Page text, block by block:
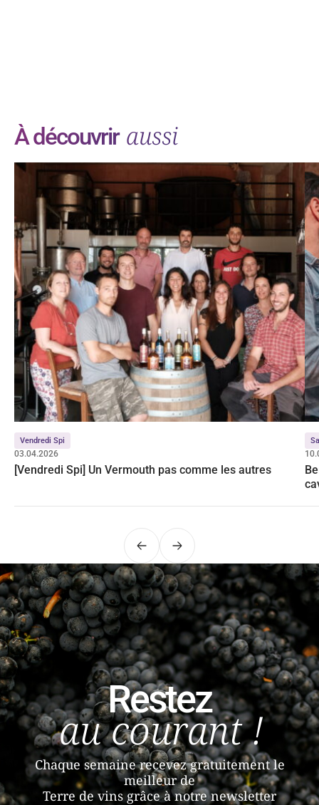
À découvrir aussi
Vendredi Spi
03.04.2026
[Vendredi Spi] Un Vermouth pas comme les autres
PrécédentSuivant
Restez
au courant !
Chaque semaine recevez gratuitement le
meilleur de
Terre de vins grâce à notre newsletter